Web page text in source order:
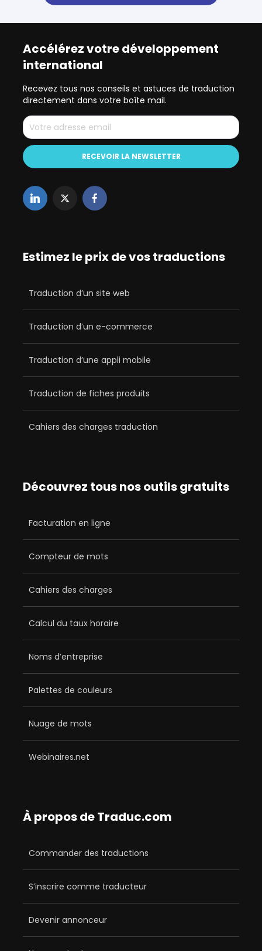
Accélérez votre développement
international
Recevez tous nos conseils et astuces de traduction
directement dans votre boîte mail.
Estimez le prix de vos traductions
Traduction d’un site web
Traduction d’un e-commerce
Traduction d’une appli mobile
Traduction de fiches produits
Cahiers des charges traduction
Découvrez tous nos outils gratuits
Facturation en ligne
Compteur de mots
Cahiers des charges
Calcul du taux horaire
Noms d’entreprise
Palettes de couleurs
Nuage de mots
Webinaires.net
À propos de Traduc.com
Commander des traductions
S’inscrire comme traducteur
Devenir annonceur